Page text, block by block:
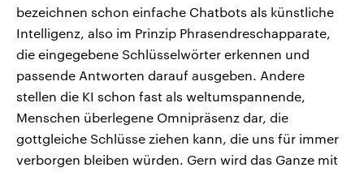
bezeichnen schon einfache Chatbots als künstliche
Intelligenz, also im Prinzip Phrasendreschapparate,
die eingegebene Schlüsselwörter erkennen und
passende Antworten darauf ausgeben. Andere
stellen die KI schon fast als weltumspannende,
Menschen überlegene Omnipräsenz dar, die
gottgleiche Schlüsse ziehen kann, die uns für immer
verborgen bleiben würden. Gern wird das Ganze mit